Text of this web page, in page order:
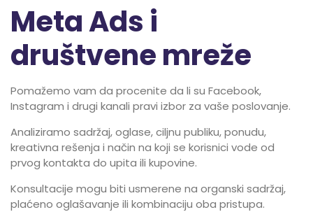
Meta Ads i
društvene mreže
Pomažemo vam da procenite da li su Facebook,
Instagram i drugi kanali pravi izbor za vaše poslovanje.
Analiziramo sadržaj, oglase, ciljnu publiku, ponudu,
kreativna rešenja i način na koji se korisnici vode od
prvog kontakta do upita ili kupovine.
Konsultacije mogu biti usmerene na organski sadržaj,
plaćeno oglašavanje ili kombinaciju oba pristupa.